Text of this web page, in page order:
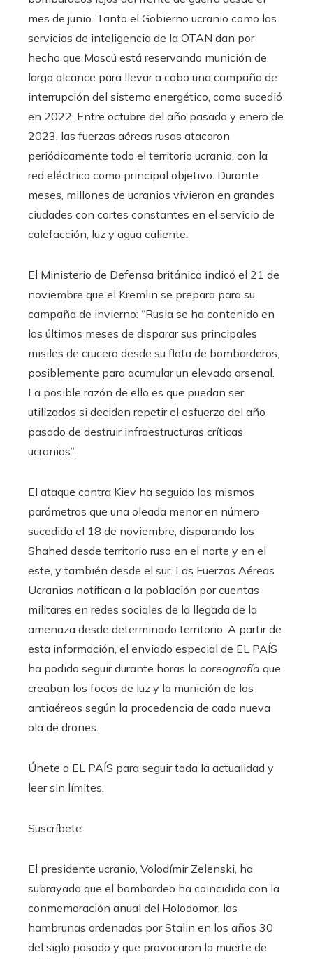
mes de junio. Tanto el Gobierno ucranio como los
servicios de inteligencia de la OTAN dan por
hecho que Moscú está reservando munición de
largo alcance para llevar a cabo una campaña de
interrupción del sistema energético, como sucedió
en 2022. Entre octubre del año pasado y enero de
2023, las fuerzas aéreas rusas atacaron
periódicamente todo el territorio ucranio, con la
red eléctrica como principal objetivo. Durante
meses, millones de ucranios vivieron en grandes
ciudades con cortes constantes en el servicio de
calefacción, luz y agua caliente.
El Ministerio de Defensa británico indicó el 21 de
noviembre que el Kremlin se prepara para su
campaña de invierno: “Rusia se ha contenido en
los últimos meses de disparar sus principales
misiles de crucero desde su flota de bombarderos,
posiblemente para acumular un elevado arsenal.
La posible razón de ello es que puedan ser
utilizados si deciden repetir el esfuerzo del año
pasado de destruir infraestructuras críticas
ucranias”.
El ataque contra Kiev ha seguido los mismos
parámetros que una oleada menor en número
sucedida el 18 de noviembre, disparando los
Shahed desde territorio ruso en el norte y en el
este, y también desde el sur. Las Fuerzas Aéreas
Ucranias notifican a la población por cuentas
militares en redes sociales de la llegada de la
amenaza desde determinado territorio. A partir de
esta información, el enviado especial de EL PAÍS
ha podido seguir durante horas la coreografía que
creaban los focos de luz y la munición de los
antiaéreos según la procedencia de cada nueva
ola de drones.
Únete a EL PAÍS para seguir toda la actualidad y
leer sin límites.
Suscríbete
El presidente ucranio, Volodímir Zelenski, ha
subrayado que el bombardeo ha coincidido con la
conmemoración anual del Holodomor, las
hambrunas ordenadas por Stalin en los años 30
del siglo pasado y que provocaron la muerte de